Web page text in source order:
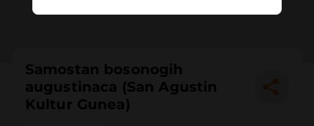
Samostan bosonogih
augustinaca (San Agustin
Kultur Gunea)